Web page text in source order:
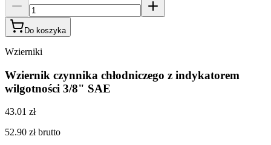
Do koszyka
Wzierniki
Wziernik czynnika chłodniczego z indykatorem
wilgotności 3/8" SAE
43.01 zł
52.90 zł brutto